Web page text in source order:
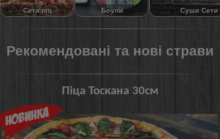
Сети піц Боули Суши Сети
Рекомендовані та нові страви
Піца Тоскана 30см